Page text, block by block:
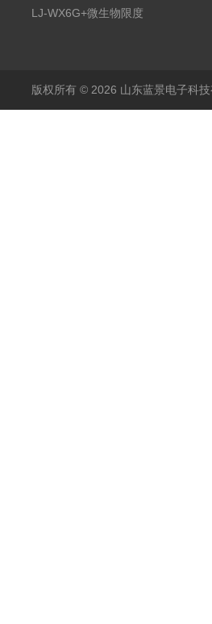
滤器
LJ-WX6G+微生物限度
版权所有 © 2026 山东蓝景电子科